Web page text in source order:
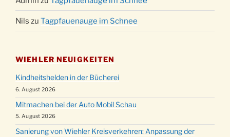
Nils zu Tagpfauenauge im Schnee
WIEHLER NEUIGKEITEN
Kindheitshelden in der Bücherei
6. August 2026
Mitmachen bei der Auto Mobil Schau
5. August 2026
Sanierung von Wiehler Kreisverkehren: Anpassung der